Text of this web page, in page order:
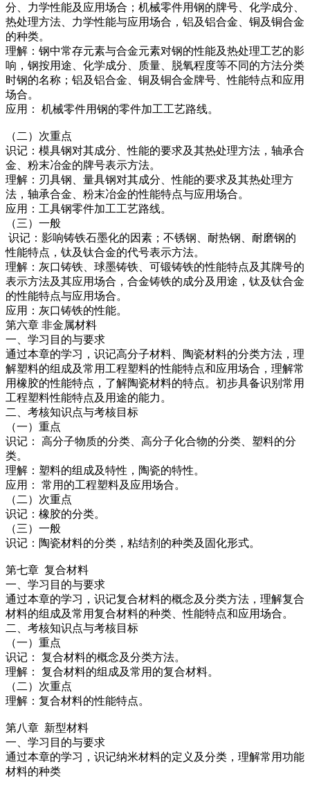
分、力学性能及应用场合；机械零件用钢的牌号、化学成分、
热处理方法、力学性能与应用场合，铝及铝合金、铜及铜合金
的种类。
理解：钢中常存元素与合金元素对钢的性能及热处理工艺的影
响，钢按用途、化学成分、质量、脱氧程度等不同的方法分类
时钢的名称；铝及铝合金、铜及铜合金牌号、性能特点和应用
场合。
应用： 机械零件用钢的零件加工工艺路线。
（二）次重点
识记：模具钢对其成分、性能的要求及其热处理方法，轴承合
金、粉末冶金的牌号表示方法。
理解：刃具钢、量具钢对其成分、性能的要求及其热处理方
法，轴承合金、粉末冶金的性能特点与应用场合。
应用：工具钢零件加工工艺路线。
（三）一般
识记：影响铸铁石墨化的因素；不锈钢、耐热钢、耐磨钢的
性能特点，钛及钛合金的代号表示方法。
理解：灰口铸铁、球墨铸铁、可锻铸铁的性能特点及其牌号的
表示方法及其应用场合，合金铸铁的成分及用途，钛及钛合金
的性能特点与应用场合。
应用：灰口铸铁的性能。
第六章 非金属材料
一、学习目的与要求
通过本章的学习，识记高分子材料、陶瓷材料的分类方法，理
解塑料的组成及常用工程塑料的性能特点和应用场合，理解常
用橡胶的性能特点，了解陶瓷材料的特点。初步具备识别常用
工程塑料性能特点及用途的能力。
二、考核知识点与考核目标
（一）重点
识记： 高分子物质的分类、高分子化合物的分类、塑料的分
类。
理解：塑料的组成及特性，陶瓷的特性。
应用： 常用的工程塑料及应用场合。
（二）次重点
识记：橡胶的分类。
（三）一般
识记：陶瓷材料的分类，粘结剂的种类及固化形式。
第七章 复合材料
一、学习目的与要求
通过本章的学习，识记复合材料的概念及分类方法，理解复合
材料的组成及常用复合材料的种类、性能特点和应用场合。
二、考核知识点与考核目标
（一）重点
识记： 复合材料的概念及分类方法。
理解： 复合材料的组成及常用的复合材料。
（二）次重点
理解：复合材料的性能特点。
第八章 新型材料
一、学习目的与要求
通过本章的学习，识记纳米材料的定义及分类，理解常用功能
材料的种类